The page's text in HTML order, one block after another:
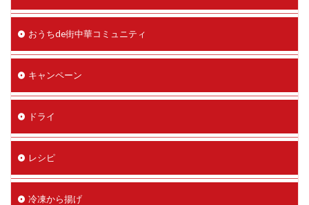
おうちde街中華コミュニティ
キャンペーン
ドライ
レシピ
冷凍から揚げ